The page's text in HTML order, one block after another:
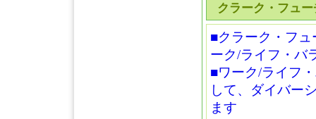
クラーク・フュ
■クラーク・フ
ーク/ライフ・バ
■ワーク/ライフ
して、ダイバー
ます